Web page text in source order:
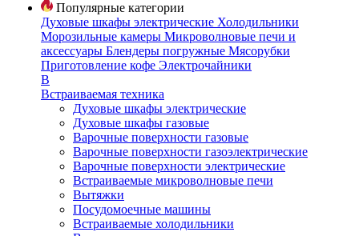
Популярные категории
Духовые шкафы электрические Холодильники
Морозильные камеры Микроволновые печи и
аксессуары Блендеры погружные Мясорубки
Приготовление кофе Электрочайники
В
Встраиваемая техника
Духовые шкафы электрические
Духовые шкафы газовые
Варочные поверхности газовые
Варочные поверхности газоэлектрические
Варочные поверхности электрические
Встраиваемые микроволновые печи
Вытяжки
Посудомоечные машины
Встраиваемые холодильники